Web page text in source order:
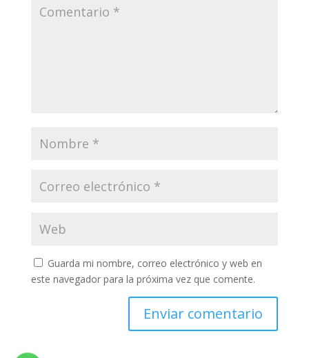
Guarda mi nombre, correo electrónico y web en
este navegador para la próxima vez que comente.